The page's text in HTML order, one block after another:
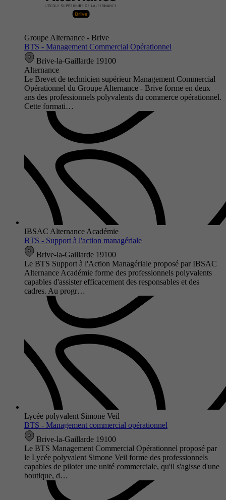
Groupe Alternance - Brive
BTS - Management Commercial Opérationnel
Brive-la-Gaillarde 19100
Alternance
Le Brevet de technicien supérieur Management Commercial
Opérationnel du Groupe Alternance - Brive forme en deux
ans des professionnels polyvalents du commerce opérationnel.
Cette formati…
IBSAC Alternance Académie
BTS - Support à l'action managériale
Brive-la-Gaillarde 19100
Le BTS Support à l'Action Managériale proposé par IBSAC
Alternance Académie forme des professionnels polyvalents
capables d'assister efficacement des responsables et des
cadres. Au progr…
Lycée polyvalent Simone Veil
BTS - Management commercial opérationnel
Brive-la-Gaillarde 19100
Le BTS Management Commercial Opérationnel proposé par
le Lycée polyvalent Simone Veil forme des professionnels
capables de piloter une unité commerciale, qu'il s'agisse d'une
boutique, d…